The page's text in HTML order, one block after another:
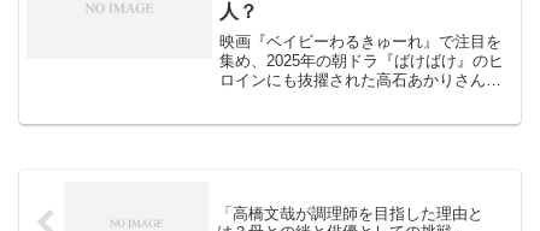
人？
映画『ベイビーわるきゅーれ』で注目を
集め、2025年の朝ドラ『ばけばけ』のヒ
ロインにも抜擢された高石あかりさん。
「高橋文哉が調理師を目指した理由と